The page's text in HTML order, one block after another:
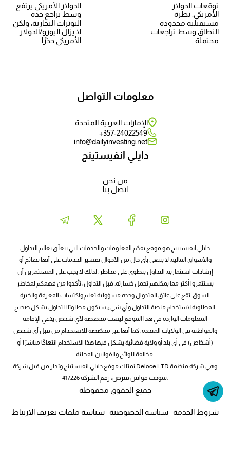
توقعات الدولار
الأمريكي: نظرة
مستقبلية محدودة
النطاق وسط تراجعات
محتملة
الدولار الأمريكي يرتفع
وسط تراجع حدة
التوترات التجارية، ولكن
لا يزال اليورو/الدولار
الأمريكي حذرًا
دايلي انفيستينج
من نحن
اتصل بنا
معلومات التواصل
الإمارات العربية المتحدة
357-24022549+
info@dailyinvesting.net
دايلي انفيستينج هو موقع يقدّم المعلومات والخدمات التي تتعلّق بعالم التداول
والأسواق المالية. لا ينبغي بأي حال من الأحوال تفسير الخدمات على أنها نصائح أو
إرشادات استثمارية. التداول ينطوي على مخاطر، لذلك لا يجب على المستثمرين أن
يستثمروا أكثر مما يمكنهم تحمل خسارته. قبل التداول، تأكدوا من فهمكم لمخاطر
السوق. تقع على عاتق المتدوال وحده مسؤولية تعلم واكتساب المعرفة والخبرة
المطلوبة لاستخدام منصة التداول وأي شيء سيكون مطلوبًا للتداول بشكل صحيح.
المعلومات الواردة في هذا الموقع ليست مخصصة لأي شخص يدّعي الإقامة
والمواطنة في الولايات المتحدة، كما أنها غير مخصّصة للاستخدام من قبل أي شخص
(أشخاص) في أي بلد أو ولاية قضائية يشكل فيها هذا الاستخدام انتهاكًا مباشرًا أو
مخالفة للوائح والقوانين المحليّة.
يُمتلك موقع دايلي انفيستينج ويُدار من قبل شركة Deloce LTD وهي شركة منظمة
بموجب قوانين قبرص، رقم الشركة 417226.
جميع الحقوق محفوظة
سياسة ملفات تعريف الارتباط سياسة الخصوصية شروط الخدمة